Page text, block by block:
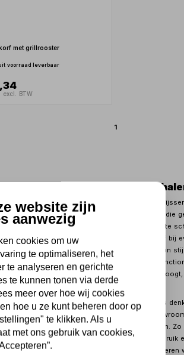
met grillrooster
voorraad leverbaar
excl. BTW
1
schaal waarin je op veilige
krijgt het vuur
vlam en een
principe maakt het tot een
– van strak modern tot
zijn vervaardigd uit
dikwandig zwart staal. Deze
weersinvloeden en intensief
van tijd een karakteristieke
de stevigheid. Hierdoor
opgaat in de
Bij Kippers
vuurschalen die
een compacte
de horeca of bij
afmetingen en
design en
alleen mooi
Onze experts
In onze
en vergelijken.
materiaalgebruik
voorraad
website zijn
aanwezig
cookies om uw
te optimaliseren, het
te analyseren en gerichte
te kunnen tonen via derde
meer over hoe wij cookies
hoe u ze kunt beheren door op
te klikken. Als u
met ons gebruik van cookies,